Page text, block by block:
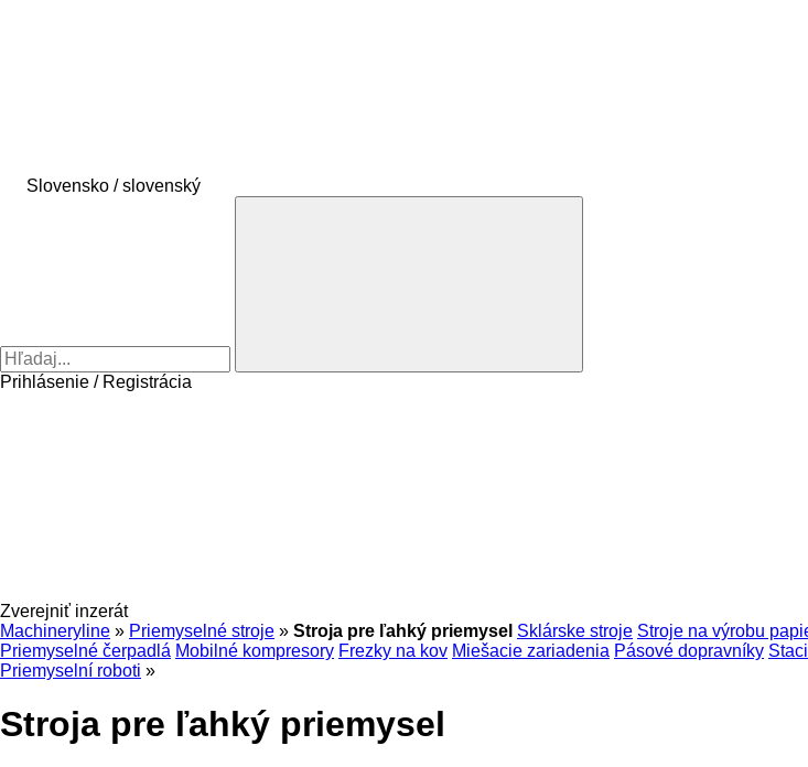
Slovensko / slovenský
Prihlásenie / Registrácia
Zverejniť inzerát
Machineryline » Priemyselné stroje » Stroja pre ľahký priemysel Sklárske stroje Stroje na výrobu
Priemyselné čerpadlá Mobilné kompresory Frezky na kov Miešacie zariadenia Pásové dopravníky
Priemyselní roboti »
Stroja pre ľahký priemysel